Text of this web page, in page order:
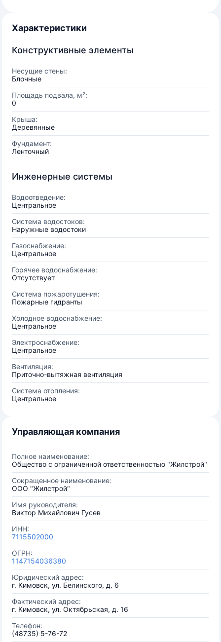
Характеристики
Конструктивные элементы
Несущие стены:
Блочные
Площадь подвала, м²:
0
Крыша:
Деревянные
Фундамент:
Ленточный
Инженерные системы
Водоотведение:
Центральное
Система водостоков:
Наружные водостоки
Газоснабжение:
Центральное
Горячее водоснабжение:
Отсутствует
Система пожаротушения:
Пожарные гидранты
Холодное водоснабжение:
Центральное
Электроснабжение:
Центральное
Вентиляция:
Приточно-вытяжная вентиляция
Система отопления:
Центральное
Управляющая компания
Полное наименование:
Общество с ограниченной ответственностью "Жилстрой"
Сокращенное наименование:
ООО "Жилстрой"
Имя руководителя:
Виктор Михайлович Гусев
ИНН:
7115502000
ОГРН:
1147154036380
Юридический адрес:
г. Кимовск, ул. Белинского, д. 6
Фактический адрес:
г. Кимовск, ул. Октябрьская, д. 16
Телефон:
(48735) 5-76-72